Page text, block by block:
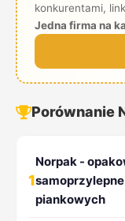
konkurentami,
Jedna firma na
Porównanie
1